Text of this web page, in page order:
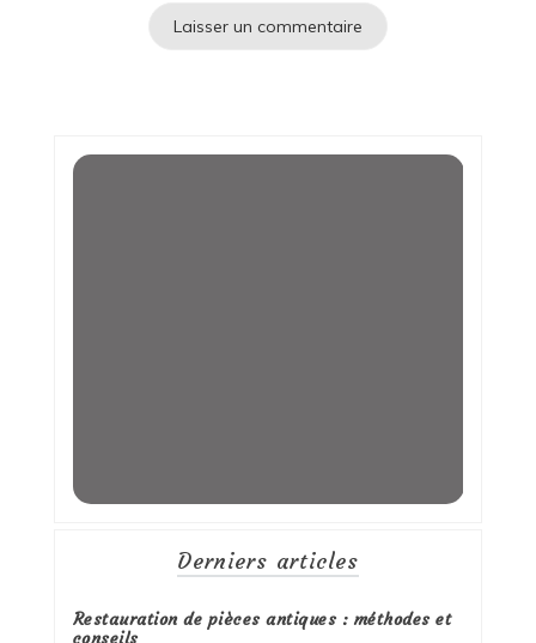
Derniers articles
Restauration de pièces antiques : méthodes et
conseils